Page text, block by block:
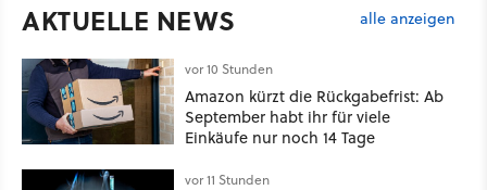
AKTUELLE NEWS alle anzeigen
vor 10 Stunden
Amazon kürzt die Rückgabefrist: Ab
September habt ihr für viele
Einkäufe nur noch 14 Tage
vor 11 Stunden